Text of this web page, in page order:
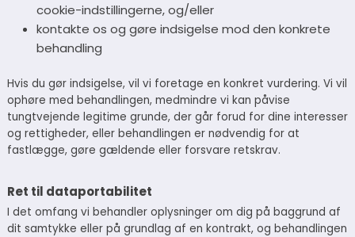
cookie-indstillingerne, og/eller
kontakte os og gøre indsigelse mod den konkrete
behandling
Hvis du gør indsigelse, vil vi foretage en konkret vurdering. Vi vil
ophøre med behandlingen, medmindre vi kan påvise
tungtvejende legitime grunde, der går forud for dine interesser
og rettigheder, eller behandlingen er nødvendig for at
fastlægge, gøre gældende eller forsvare retskrav.
Ret til dataportabilitet
I det omfang vi behandler oplysninger om dig på baggrund af
dit samtykke eller på grundlag af en kontrakt, og behandlingen